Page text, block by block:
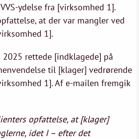
ydelse fra [virksomhed 1].
at der var mangler ved
1].
rettede [indklagede] på
til [klager] vedrørende
1]. Af e-mailen fremgik
opfattelse, at [klager]
idet I – efter det